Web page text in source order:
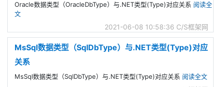
Oracle数据类型（OracleDbType）与.NET类型(Type)对应关系 阅读全
文
2021-06-08 10:58:36 C/S框架网
MsSql数据类型（SqlDbType）与.NET类型(Type)对应
关系
MsSql数据类型（SqlDbType）与.NET类型(Type)对应关系 阅读全文